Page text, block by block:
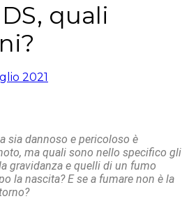
quali
2021
sia dannoso e pericoloso è
ma quali sono nello specifico gli
gravidanza e quelli di un fumo
la nascita? E se a fumare non è la